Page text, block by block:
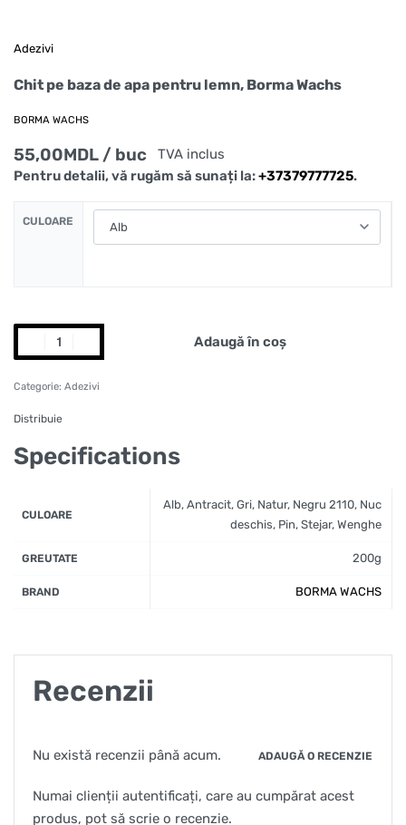
Adezivi
Chit pe baza de apa pentru lemn, Borma Wachs
BORMA WACHS
55,00MDL / buc
TVA inclus
Pentru detalii, vă rugăm să sunați la:+37379777725.
CULOARE
Adaugă în coș
Categorie: Adezivi
Distribuie
Specifications
CULOARE
Alb, Antracit, Gri, Natur, Negru 2110, Nuc
deschis, Pin, Stejar, Wenghe
GREUTATE 200g
BRAND BORMA WACHS
Recenzii
Nu există recenzii până acum. ADAUGĂ O RECENZIE
Numai clienții autentificați, care au cumpărat acest
produs, pot să scrie o recenzie.